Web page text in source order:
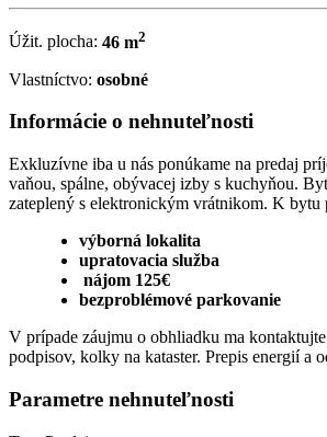
Úžit. plocha: 46 m2
Vlastníctvo: osobné
Informácie o nehnuteľnosti
Exkluzívne iba u nás ponúkame na predaj
vaňou, spálne, obývacej izby s kuchyňou.
zateplený s elektronickým vrátnikom. K
výborná lokalita
upratovacia služba
nájom 125€
bezproblémové parkovanie
V prípade záujmu o obhliadku ma
podpisov, kolky na kataster. Prepis energií a
Parametre nehnuteľnosti